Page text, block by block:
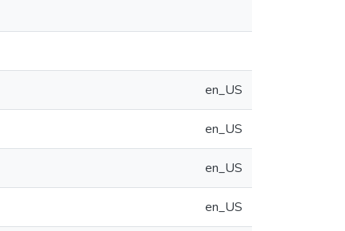
en_US
en_US
en_US
en_US